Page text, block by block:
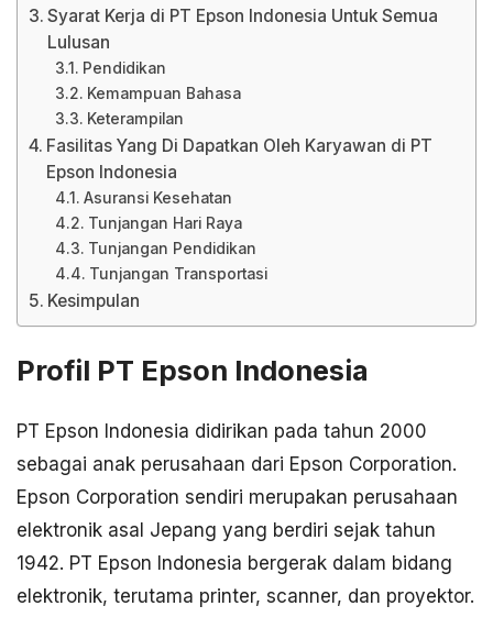
Syarat Kerja di PT Epson Indonesia Untuk Semua
Lulusan
Pendidikan
Kemampuan Bahasa
Keterampilan
Fasilitas Yang Di Dapatkan Oleh Karyawan di PT
Epson Indonesia
Asuransi Kesehatan
Tunjangan Hari Raya
Tunjangan Pendidikan
Tunjangan Transportasi
Kesimpulan
Profil PT Epson Indonesia
PT Epson Indonesia didirikan pada tahun 2000
sebagai anak perusahaan dari Epson Corporation.
Epson Corporation sendiri merupakan perusahaan
elektronik asal Jepang yang berdiri sejak tahun
1942. PT Epson Indonesia bergerak dalam bidang
elektronik, terutama printer, scanner, dan proyektor.